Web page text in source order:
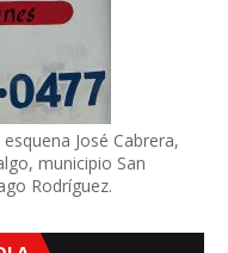
José Cabrera,
municipio San
Rodríguez.